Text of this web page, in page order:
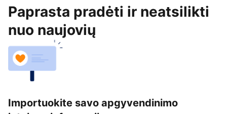
Paprasta pradėti ir neatsilikti
nuo naujovių
Importuokite savo apgyvendinimo